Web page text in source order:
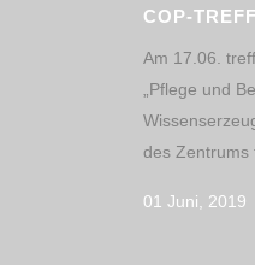
COP-
Am 17.06.
„Pflege und
des Zentrums
01 Juni, 2019